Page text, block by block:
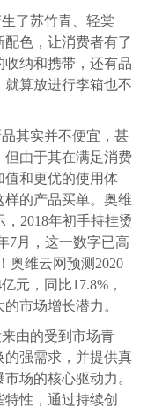
了苏竹青、轻棠
色，让消费者有了
纳和携带，还有品
算放进行李箱也不
其实并不便宜，甚
但由于其在满足消费
值和更优的使用体
的产品买单。奥维
2018年初手持挂烫
7月，这一数字已高
！奥维云网预测 2020
亿元，同比17.8% ，
市场增长潜力。
由的受到市场青
的强需求，并提供真
场的核心驱动力。
性，通过持续创